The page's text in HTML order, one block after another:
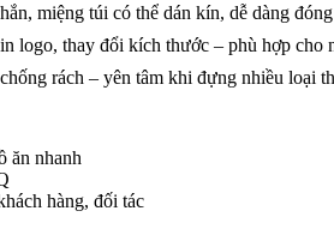
không?
yêu cầu, giúp tăng nhận diện thương
trường không?
thể sử dụng nhiều lần, góp phần giảm rác
miệng túi có thể dán kín, dễ dàng
logo, thay đổi kích thước – phù hợp cho
rách – yên tâm khi đựng nhiều loại
ăn nhanh
hàng, đối tác